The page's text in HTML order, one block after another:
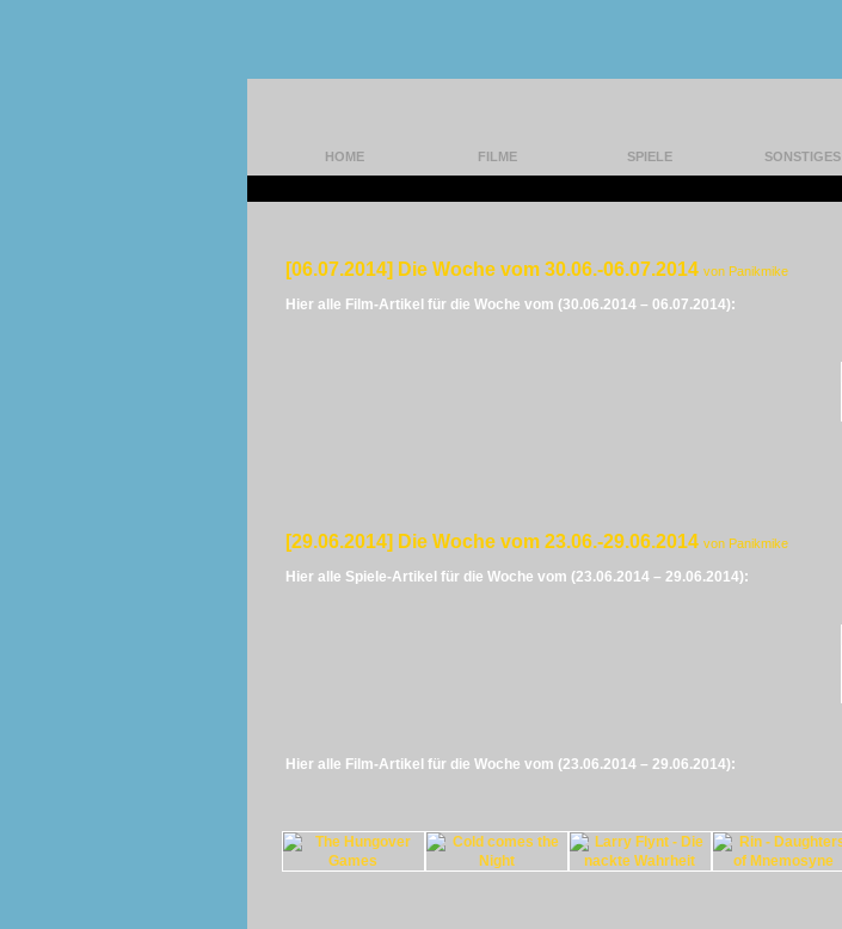
HOME FILME SPIELE SONSTIGES
[06.07.2014] Die Woche vom 30.06.-06.07.2014 von Panikmike
Hier alle Film-Artikel für die Woche vom (30.06.2014 – 06.07.2014):
[29.06.2014] Die Woche vom 23.06.-29.06.2014 von Panikmike
Hier alle Spiele-Artikel für die Woche vom (23.06.2014 – 29.06.2014):
Hier alle Film-Artikel für die Woche vom (23.06.2014 – 29.06.2014):